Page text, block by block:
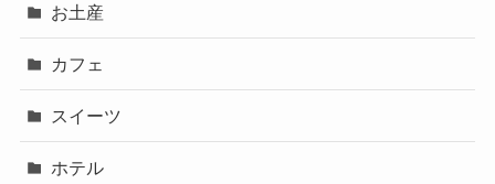
お土産
カフェ
スイーツ
ホテル